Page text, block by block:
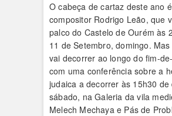
O cabeça de cartaz deste ano
compositor Rodrigo Leão, que
palco do Castelo de Ourém às
11 de Setembro, domingo.
vai decorrer ao longo do fim-
com uma conferência sobre a
judaica a decorrer às 15h30 de
sábado, na Galeria da vila
Melech Mechaya e Pás de